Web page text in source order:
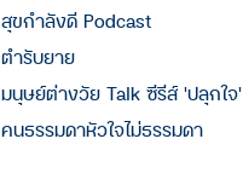
สุขกำลังดี Podcast
ตำรับยาย
มนุษย์ต่างวัย Talk ซีรีส์ 'ปลุกใจ'
คนธรรมดาหัวใจไม่ธรรมดา